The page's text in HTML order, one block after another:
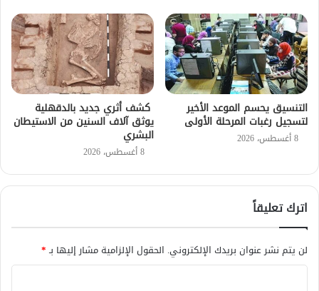
التنسيق يحسم الموعد الأخير
لتسجيل رغبات المرحلة الأولى
8 أغسطس، 2026
كشف أثري جديد بالدقهلية
يوثق آلاف السنين من الاستيطان
البشري
8 أغسطس، 2026
اترك تعليقاً
لن يتم نشر عنوان بريدك الإلكتروني. الحقول الإلزامية مشار إليها بـ*